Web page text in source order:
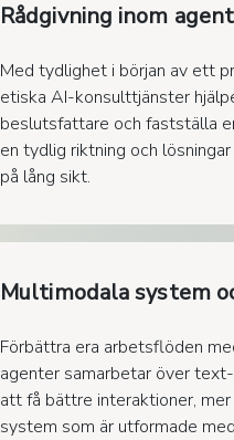
Rådgivning inom
Med tydlighet i början av ett
etiska AI-konsulttjänster
beslutsfattare och fastställa
en tydlig riktning och
på lång sikt.
Multimodala system
Förbättra era arbetsflöden
agenter samarbetar över
att få bättre interaktioner,
system som är utformade